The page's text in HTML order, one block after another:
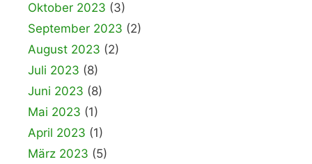
Oktober 2023 (3)
September 2023 (2)
August 2023 (2)
Juli 2023 (8)
Juni 2023 (8)
Mai 2023 (1)
April 2023 (1)
März 2023 (5)